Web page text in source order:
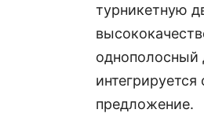
турникетную
однополосный
предложение.